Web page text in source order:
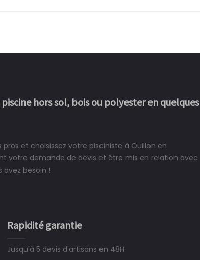
hors sol, bois ou polyester en quelques
pros et choisissez votre pisciniste à Ouillon en
votre demande de devis et être mis en relation avec
avez besoin !
Rapidité garantie
Jusqu'à 5 devis d'artisans en 48H
Le rêve devient enfin réalité, une piscine est
construit chez moi.